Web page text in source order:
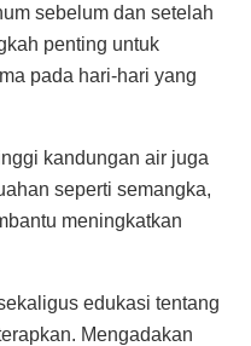
sebelum dan setelah
penting untuk
pada hari-hari yang
kandungan air juga
seperti semangka,
meningkatkan
edukasi tentang
Mengadakan